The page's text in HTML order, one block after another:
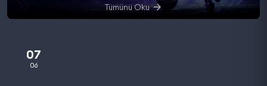
Tümünü Oku
07
06